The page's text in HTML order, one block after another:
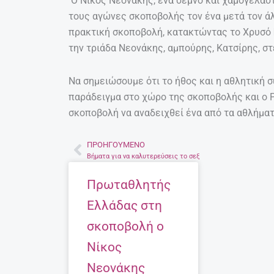
τους αγώνες σκοποβολής τον ένα μετά τον
πρακτική σκοποβολή, κατακτώντας το
την τριάδα Νεονάκης, αμπούρης, Κατσίρης,
Να σημειώσουμε ότι το ήθος και η
παράδειγμα στο χώρο της σκοποβολής και ο
σκοποβολή να αναδειχθεί ένα από τα
Prev
ΠΡΟΗΓΟΎΜΕΝΟ
Βήματα για να καλυτερεύσεις το σεξ
Πρωταθλητής
Ελλάδας στη
σκοποβολή ο
Νίκος
Νεονάκης